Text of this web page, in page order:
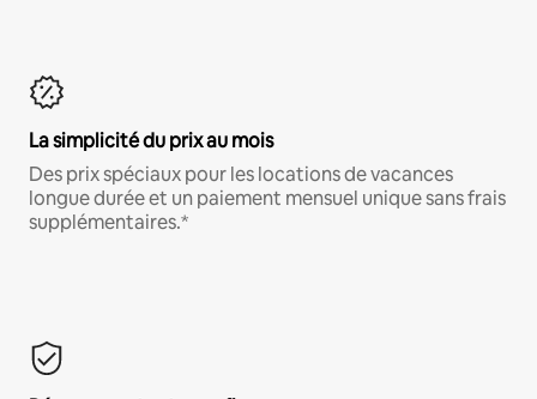
La simplicité du prix au mois
Des prix spéciaux pour les locations de vacances
longue durée et un paiement mensuel unique sans frais
supplémentaires.*